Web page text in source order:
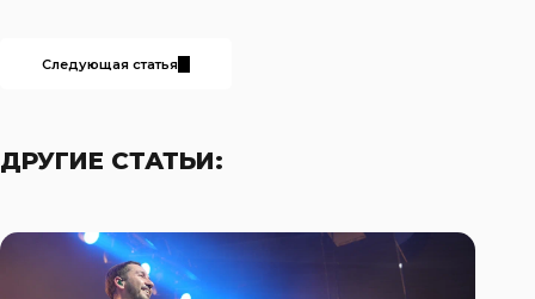
Следующая статья
ДРУГИЕ СТАТЬИ: